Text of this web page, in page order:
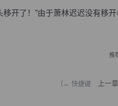
开了！”由于萧林迟迟没有移开
推
（← 快捷键 上一章